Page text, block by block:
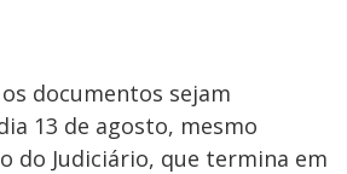
documentos sejam
13 de agosto, mesmo
do Judiciário, que termina em